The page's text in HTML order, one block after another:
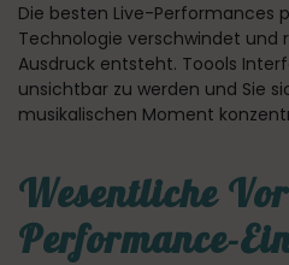
Die besten Live-Performances
Technologie verschwindet und
Ausdruck entsteht. Toools
unsichtbar zu werden und Sie
musikalischen Moment
Wesentliche
Performance-